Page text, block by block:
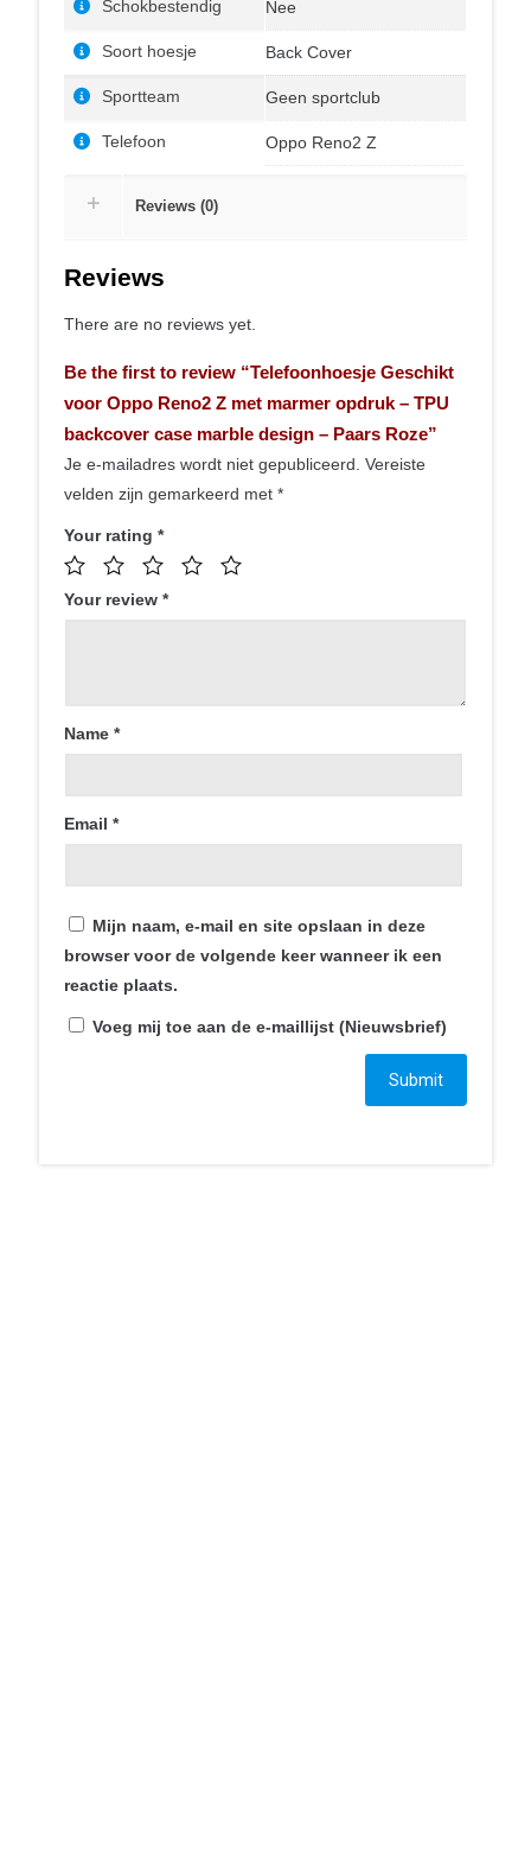
Schokbestendig Nee
Soort hoesje Back Cover
Sportteam Geen sportclub
Telefoon Oppo Reno2 Z
Reviews (0)
Reviews
There are no reviews yet.
Be the first to review “Telefoonhoesje Geschikt
voor Oppo Reno2 Z met marmer opdruk – TPU
backcover case marble design – Paars Roze”
Je e-mailadres wordt niet gepubliceerd. Vereiste
velden zijn gemarkeerd met *
Your rating *
Your review *
Name *
Email *
Mijn naam, e-mail en site opslaan in deze
browser voor de volgende keer wanneer ik een
reactie plaats.
Voeg mij toe aan de e-maillijst (Nieuwsbrief)
Smartphonica